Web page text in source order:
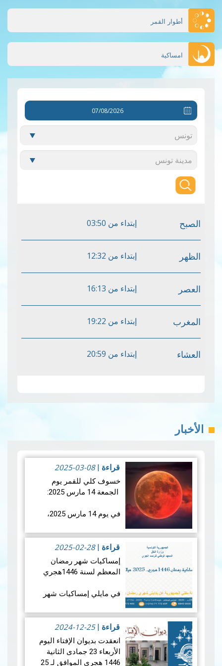
أطوار القمر
امساكية
الصبح إبتداء من 03:50
الظهر إبتداء من 12:32
العصر إبتداء من 16:13
المغرب إبتداء من 19:22
العشاء إبتداء من 20:59
الأخبار
قراءة |
2025-03-08
خسوف كلي للقمر يوم
الجمعة 14 مارس 2025:
في يوم 14 مارس 2025،
للقمر، حيث سيدخل القمر
بالكامل في ظل الأرض. وما
يميز هذا الحدث الفلكي هو
تزامنه مع منتصف شه…
قراءة |
2025-02-28
إمساكيات شهر رمضان
المعظم لسنة 1446هجري
في مايلي إمساكيات شهر
هجري و شملت الإمساكيات
العديد من المدن التونسية
والمناطق المنعزلة جغرافيا.
قراءة |
2024-12-25
انعقدت بديوان الإفتاء اليوم
الأربعاء 23 جمادى الثانية
1446 هجري الموافق لـ 25